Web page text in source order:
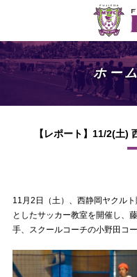
ホー
【レポート】11/2(土)
11月2日（土）、西静岡ヤクル
としたサッカー教室を開催し、
手、スクールコーチの小野田コ